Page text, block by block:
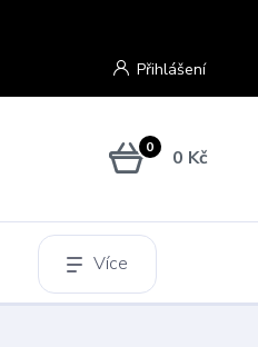
Přihlášení
0 0 Kč
Více